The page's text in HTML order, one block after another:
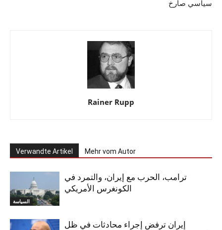
سياسي صارخ
Rainer Rupp
Verwandte Artikel Mehr vom Autor
السياسة
ترامب، الحرب مع إيران، والتمرد في
الكونغرس الأمريكي
إيران ترفض إجراء محادثات في ظل